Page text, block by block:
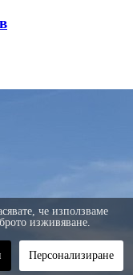
че използваме
изживяване.
Персонализиране